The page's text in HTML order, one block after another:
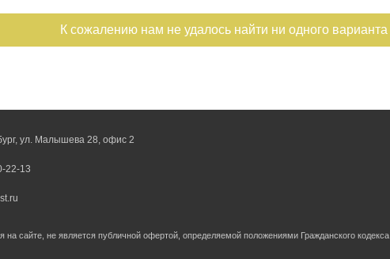
К сожалению нам не удалось найти ни одного
ул. Малышева 28, офис 2
22-13
на сайте, не является публичной офертой, определяемой положениями Гражданского